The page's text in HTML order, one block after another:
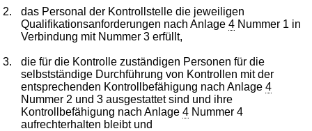
2.
das Personal der Kontrollstelle die jeweiligen
Qualifikationsanforderungen nach Anlage4 Nummer 1 in
Verbindung mit Nummer 3 erfüllt,
3.
die für die Kontrolle zuständigen Personen für die
selbstständige Durchführung von Kontrollen mit der
entsprechenden Kontrollbefähigung nach Anlage4
Nummer 2 und 3 ausgestattet sind und ihre
Kontrollbefähigung nach Anlage4 Nummer 4
aufrechterhalten bleibt und